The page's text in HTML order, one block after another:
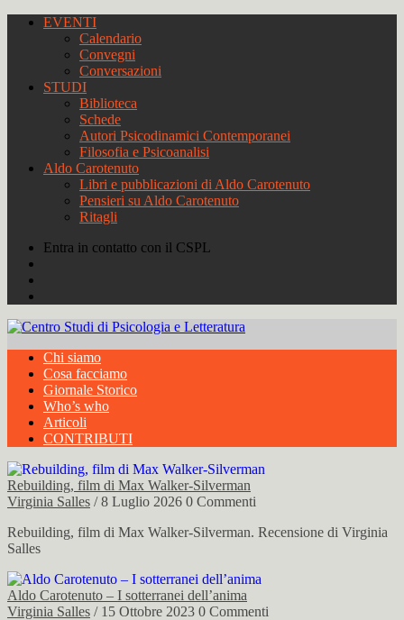
EVENTI
Calendario
Convegni
Conversazioni
STUDI
Biblioteca
Schede
Autori Psicodinamici Contemporanei
Filosofia e Psicoanalisi
Aldo Carotenuto
Libri e pubblicazioni di Aldo Carotenuto
Pensieri su Aldo Carotenuto
Ritagli
Entra in contatto con il CSPL
Chi siamo
Cosa facciamo
Giornale Storico
Who’s who
Articoli
CONTRIBUTI
Rebuilding, film di Max Walker-Silverman
Virginia Salles / 8 Luglio 2026 0 Commenti
Rebuilding, film di Max Walker-Silverman. Recensione di Virginia
Salles
Aldo Carotenuto – I sotterranei dell’anima
Virginia Salles / 15 Ottobre 2023 0 Commenti